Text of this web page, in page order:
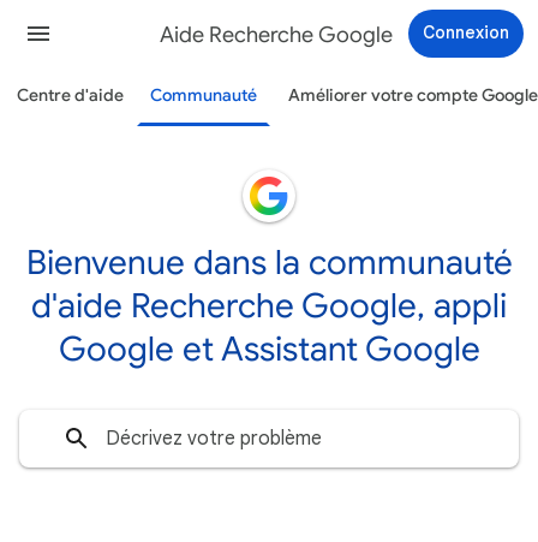
Aide Recherche Google Connexion
Centre d'aide Communauté Améliorer votre compte Google
Bienvenue dans la communauté
d'aide Recherche Google, appli
Google et Assistant Google